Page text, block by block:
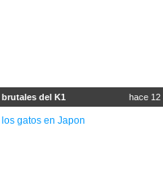
del K1 hace 12